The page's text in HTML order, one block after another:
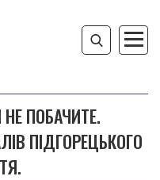
НЕ ПОБАЧИТЕ.
ПІДГОРЕЦЬКОГО